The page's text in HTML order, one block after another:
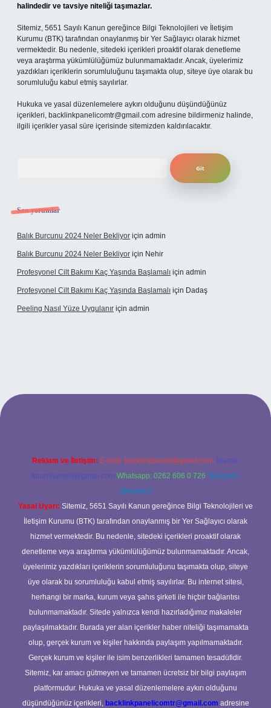
halindedir ve tavsiye niteliği taşımazlar.
Sitemiz, 5651 Sayılı Kanun gereğince Bilgi Teknolojileri ve İletişim
Kurumu (BTK) tarafından onaylanmış bir Yer Sağlayıcı olarak hizmet
vermektedir. Bu nedenle, sitedeki içerikleri proaktif olarak denetleme
veya araştırma yükümlülüğümüz bulunmamaktadır. Ancak, üyelerimiz
yazdıkları içeriklerin sorumluluğunu taşımakta olup, siteye üye olarak bu
sorumluluğu kabul etmiş sayılırlar.
Hukuka ve yasal düzenlemelere aykırı olduğunu düşündüğünüz
içerikleri, backlinkpanelicomtr@gmail.com adresine bildirmeniz halinde,
ilgili içerikler yasal süre içerisinde sitemizden kaldırılacaktır.
Son yorumlar
Balık Burcunu 2024 Neler Bekliyor için admin
Balık Burcunu 2024 Neler Bekliyor için Nehir
Profesyonel Cilt Bakımı Kaç Yaşında Başlamalı için admin
Profesyonel Cilt Bakımı Kaç Yaşında Başlamalı için Dadaş
Peeling Nasıl Yüze Uygulanır için admin
Reklam ve İletişim: E-mail: backlinkpaneli@gmail.com Teams:
forumhizmeti@gmail.com Whatsapp: 0262 606 0 726 Telegram:
@karabul
Yasal Uyarı: Sitemiz, 5651 Sayılı Kanun gereğince Bilgi Teknolojileri ve
İletişim Kurumu (BTK) tarafından onaylanmış bir Yer Sağlayıcı olarak
hizmet vermektedir. Bu nedenle, sitedeki içerikleri proaktif olarak
denetleme veya araştırma yükümlülüğümüz bulunmamaktadır. Ancak,
üyelerimiz yazdıkları içeriklerin sorumluluğunu taşımakta olup, siteye
üye olarak bu sorumluluğu kabul etmiş sayılırlar. Bu internet sitesi,
herhangi bir marka, kurum veya şahıs şirketi ile hiçbir bağlantısı
bulunmamaktadır. Sitede yalnızca kendi hazırladığımız makaleler
paylaşılmaktadır. Burada yer alan içerikler haber niteliği taşımamakta
olup, gerçek kurum ve kişiler hakkında paylaşım yapılmamaktadır.
Gerçek kurum ve kişiler ile isim benzerlikleri tamamen tesadüfidir.
Sitemiz, kar amacı gütmeyen ve tamamen ücretsiz bir bilgi paylaşım
platformudur. Hukuka ve yasal düzenlemelere aykırı olduğunu
düşündüğünüz içerikleri, backlinkpanelicomtr@gmail.com adresine